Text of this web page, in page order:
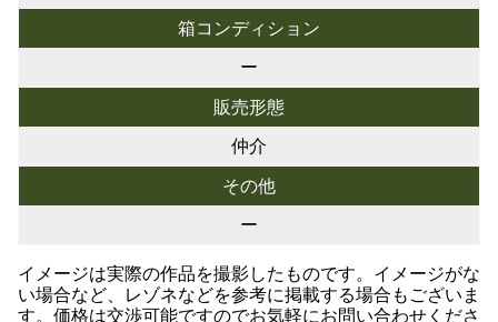
箱コンディション
ー
販売形態
仲介
その他
ー
イメージは実際の作品を撮影したものです。イメージがな
い場合など、レゾネなどを参考に掲載する場合もございま
す。価格は交渉可能ですのでお気軽にお問い合わせくださ